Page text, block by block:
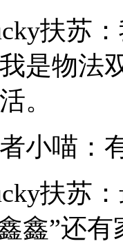
扶苏：
是物法
。
喵：有
扶苏：
鑫”还